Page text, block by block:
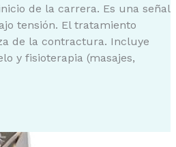
de la carrera. Es una señal
tensión. El tratamiento
de la contractura. Incluye
y fisioterapia (masajes,